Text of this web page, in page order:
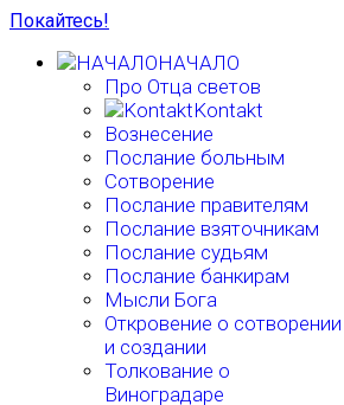
Покайтесь!
НАЧАЛО
Про Отца светов
Kontakt
Вознесение
Послание больным
Сотворение
Послание правителям
Послание взяточникам
Послание судьям
Послание банкирам
Мысли Бога
Откровение о сотворении
и создании
Толкование о
Виноградаре